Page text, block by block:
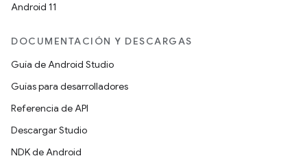
Android 11
DOCUMENTACIÓN Y DESCARGAS
Guía de Android Studio
Guías para desarrolladores
Referencia de API
Descargar Studio
NDK de Android